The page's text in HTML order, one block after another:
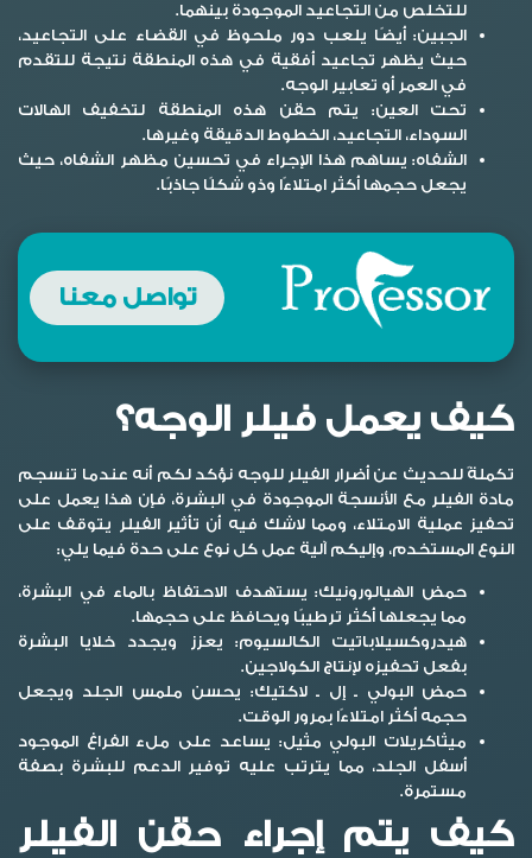
للتخلص من التجاعيد الموجودة بينهما.
الجبين:أيضًا يلعب دور ملحوظ في القضاء على التجاعيد،
حيث يظهر تجاعيد أفقية في هذه المنطقة نتيجة للتقدم
في العمر أو تعابير الوجه.
تحت العين: يتم حقن هذه المنطقة لتخفيف الهالات
السوداء، التجاعيد، الخطوط الدقيقة وغيرها.
الشفاه: يساهم هذا الإجراء في تحسين مظهر الشفاه، حيث
يجعل حجمها أكثر امتلاءًا وذو شكلًا جاذبًا.
تواصل معنا
كيف يعمل فيلر الوجه؟
تكملةً للحديث عنأضرار الفيلر للوجه نؤكد لكم أنه عندما تنسجم
مادة الفيلر مع الأنسجة الموجودة في البشرة، فإن هذا يعمل على
تحفيز عملية الامتلاء، ومما لاشك فيه أن تأثير الفيلر يتوقف على
النوع المستخدم، وإليكم آلية عمل كل نوع على حدة فيما يلي:
حمض الهيالورونيك: يستهدف الاحتفاظ بالماء في البشرة،
مما يجعلها أكثر ترطيبًا ويحافظ على حجمها.
هيدروكسيلاباتيت الكالسيوم: يعزز ويجدد خلايا البشرة
بفعل تحفيزه لإنتاج الكولاجين.
حمض البولي ـ إل ـ لاكتيك: يحسن ملمس الجلد ويجعل
حجمه أكثر امتلاءًا بمرور الوقت.
ميثاكريلات البولي مثيل: يساعد على ملء الفراغ الموجود
أسفل الجلد، مما يترتب عليه توفير الدعم للبشرة بصفة
مستمرة.
كيف يتم إجراء حقن الفيلر